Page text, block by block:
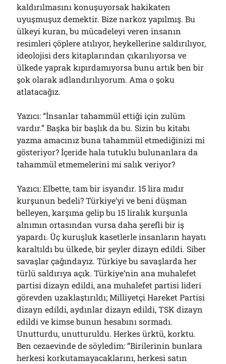
kaldırılmasını konuşuyorsak hakikaten
uyuşmuşuz demektir. Bize narkoz yapılmış. Bu
ülkeyi kuran, bu mücadeleyi veren insanın
resimleri çöplere atılıyor, heykellerine saldırılıyor,
ideolojisi ders kitaplarından çıkarılıyorsa ve
ülkede yaprak kıpırdamıyorsa bunu artık ben bir
şok olarak adlandırılıyorum. Ama o şoku
atlatacağız.
Yazıcı: “İnsanlar tahammül ettiği için zulüm
vardır.” Başka bir başlık da bu. Sizin bu kitabı
yazma amacınız buna tahammül etmediğinizi mi
gösteriyor? İçeride hala tutuklu bulunanlara da
tahammül etmemelerini mi salık veriyor?
Yazıcı: Elbette, tam bir isyandır. 15 lira mıdır
kurşunun bedeli? Türkiye’yi ve beni düşman
belleyen, karşıma gelip bu 15 liralık kurşunla
alnımın ortasından vursa daha şerefli bir iş
yapardı. Üç kuruşluk kasetlerle insanların hayatı
karaltıldı bu ülkede, bir şeyler dizayn edildi. Siber
savaşlar çağındayız. Türkiye bu savaşlarda her
türlü saldırıya açık. Türkiye’nin ana muhalefet
partisi dizayn edildi, ana muhalefet partisi lideri
görevden uzaklaştırıldı; Milliyetçi Hareket Partisi
dizayn edildi, aydınlar dizayn edildi, TSK dizayn
edildi ve kimse bunun hesabını sormadı.
Unutturdu, unutturuldu. Herkes ürktü, korktu.
Ben cezaevinde de söyledim: “Birilerinin bunlara
herkesi korkutamayacaklarını, herkesi satın